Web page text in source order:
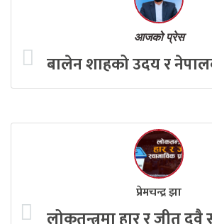
आजको प्रेस
बालेन शाहको उदय र
प्रेमचन्द्र झा